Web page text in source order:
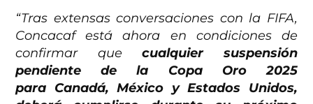
“Tras extensas conversaciones con la FIFA,
Concacaf está ahora en condiciones de
confirmar quecualquier suspensión
pendiente de la Copa Oro 2025
para Canadá, México y Estados Unidos,